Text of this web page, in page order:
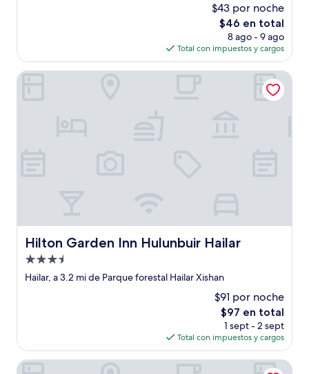
$43 por noche
El
precio
actual
es
de
$46 en total
8 ago - 9 ago
Total con impuestos y cargos
Hilton Garden Inn Hulunbuir Hailar
Hilton Garden Inn Hulunbuir Hailar
Propiedad
de
Hailar, a 3.2 mi de Parque forestal Hailar Xishan
$91 por noche
El
precio
actual
es
de
$97 en total
1 sept - 2 sept
Total con impuestos y cargos
Hilton Garden Inn Hulunbuir Hailar
Ewenki Qixin Dun Hotel